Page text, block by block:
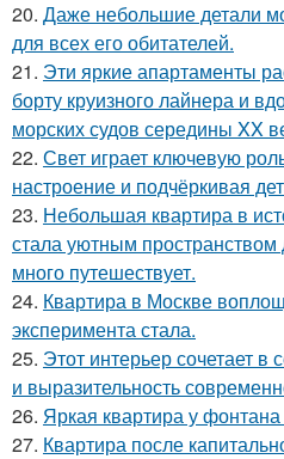
20. Даже небольшие детали
для всех его обитателей.
21. Эти яркие апартаменты
борту круизного лайнера и
морских судов середины XX
22. Свет играет ключевую
настроение и подчёркивая
23. Небольшая квартира в
стала уютным пространством
много путешествует.
24. Квартира в Москве
эксперимента стала.
25. Этот интерьер сочетает в
и выразительность
26. Яркая квартира у
27. Квартира после